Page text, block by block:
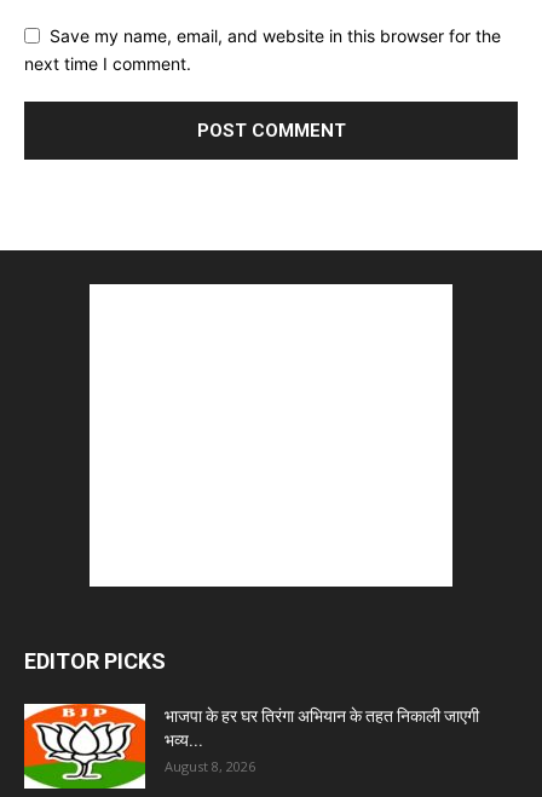
Save my name, email, and website in this browser for the
next time I comment.
EDITOR PICKS
भाजपा के हर घर तिरंगा अभियान के तहत निकाली जाएगी
भव्य...
August 8, 2026